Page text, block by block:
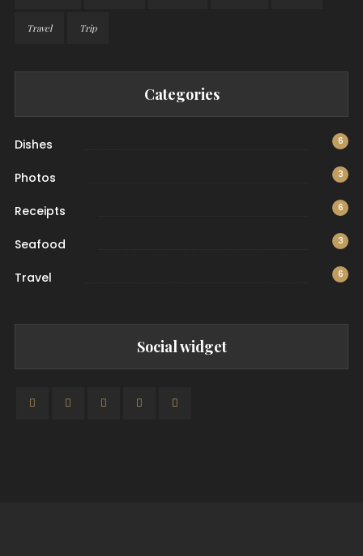
Travel Trip
Categories
Dishes 6
Photos 3
Receipts 6
Seafood 3
Travel 6
Social widget